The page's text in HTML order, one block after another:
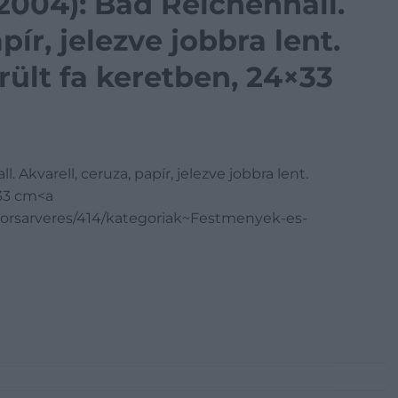
jelezve jobbra lent.
fa keretben, 24×33
Akvarell, ceruza, papír, jelezve jobbra lent.
cm<a
414/kategoriak~Festmenyek-es-